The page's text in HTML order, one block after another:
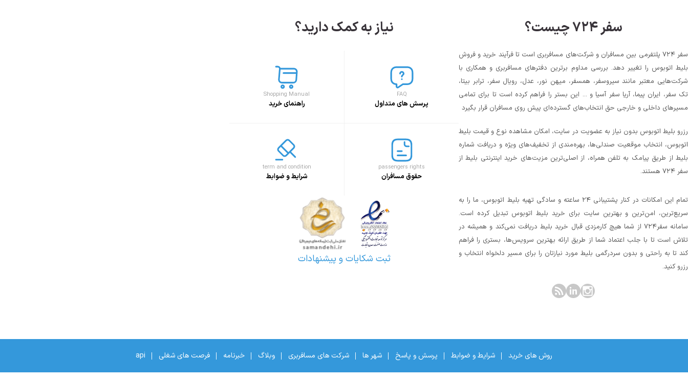
سفر ۷۲۴ چیست؟
سفر ۷۲۴ پلتفرمی بین مسافران و شرکت‌های مسافربری است تا فرآیند خرید و فروش
بلیط اتوبوس را تغییر دهد. بررسی مداوم برترین دفترهای مسافربری و همکاری با
شرکت‌هایی معتبر مانند سیروسفر، همسفر، میهن‌ نور، عدل، رویال سفر، ترابر بیتا،
تک سفر، ایران پیما، آریا سفر آسیا و ... این بستر را فراهم کرده است تا برای تمامی
مسیرهای داخلی و خارجی حق انتخاب‌های گسترده‌ای پیش روی مسافران قرار بگیرد
رزرو بلیط اتوبوس بدون نیاز به عضویت در سایت، امکان مشاهده نوع و قیمت بلیط
اتوبوس، انتخاب موقعیت صندلی‌ها، بهره‌مندی از تخفیف‌های ویژه و دریافت شماره‌
بلیط از طریق پیامک به تلفن همراه، از اصلی‌ترین مزیت‌های خرید اینترنتی بلیط از
سفر ۷۲۴ هستند.
تمام این امکانات در کنار پشتیبانی‌ ۲۴ ساعته و سادگی تهیه بلیط اتوبوس، ما را به
سریع‌ترین، امن‌ترین و بهترین سایت برای خرید بلیط اتوبوس تبدیل کرده است.
سامانه سفر۷۲۴ از شما هیچ کارمزدی قبال خرید بلیط دریافت نمی‌کند و همیشه در
تلاش است تا با جلب اعتماد شما از طریق ارائه بهترین سرویس‌ها، بستری را فراهم
کند تا به راحتی و بدون سردرگمی بلیط مورد نیازتان را برای مسیر دلخواه انتخاب و
رزرو کنید.
نیاز به کمک دارید؟
FAQ
پرسش های متداول
Shopping Manual
راهنمای خرید
passengers rights
حقوق مسافران
term and condition
شرایط و ضوابط
ثبت شکایات و پیشنهادات
روش های خرید شرایط و ضوابط پرسش و پاسخ شهر ها شرکت های مسافربری وبلاگ خبرنامه فرصت های شغلی api